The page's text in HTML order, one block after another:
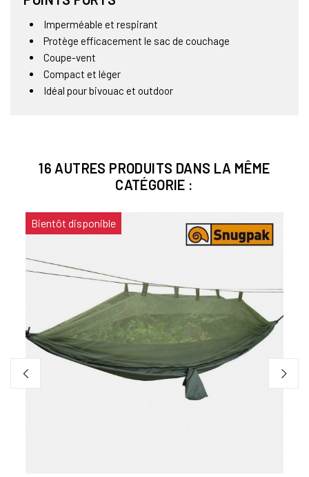
Imperméable et respirant
Protège efficacement le sac de couchage
Coupe-vent
Compact et léger
Idéal pour bivouac et outdoor
16 AUTRES PRODUITS DANS LA MÊME
CATÉGORIE :
Bientôt disponible